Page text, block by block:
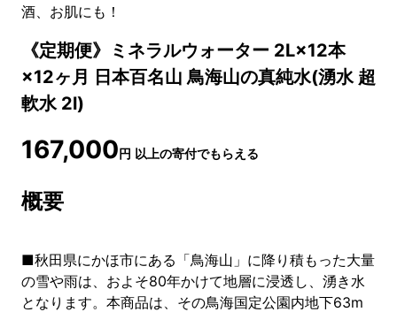
酒、お肌にも！
《定期便》ミネラルウォーター 2L×12本
×12ヶ月 日本百名山 鳥海山の真純水(湧水 超
軟水 2l)
167,000円 以上の寄付でもらえる
概要
■秋田県にかほ市にある「鳥海山」に降り積もった大量
の雪や雨は、およそ80年かけて地層に浸透し、湧き水
となります。本商品は、その鳥海国定公園内地下63m